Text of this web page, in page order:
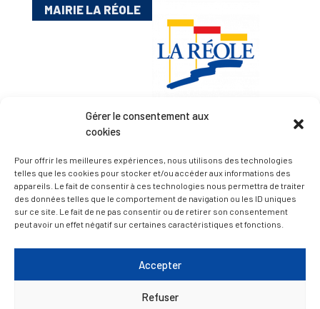
Gérer le consentement aux
cookies
Pour offrir les meilleures expériences, nous utilisons des technologies
telles que les cookies pour stocker et/ou accéder aux informations des
appareils. Le fait de consentir à ces technologies nous permettra de traiter
des données telles que le comportement de navigation ou les ID uniques
sur ce site. Le fait de ne pas consentir ou de retirer son consentement
peut avoir un effet négatif sur certaines caractéristiques et fonctions.
Accepter
Refuser
MAIRIE LA RÉOLE
33 190 La Réole
05 56 61 10 11
mairie@lareole.fr
Du lundi au jeudi inclus : 8h30 à 12h30 et 13h30 à
17h00
Vendredi : 9h00 à 12h00
— Contacter la Mairie